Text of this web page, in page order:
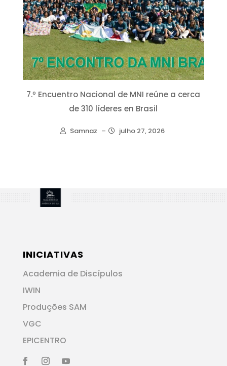
7.º Encuentro Nacional de MNI reúne a cerca
de 310 líderes en Brasil
Samnaz – julho 27, 2026
INICIATIVAS
Academia de Discípulos
IWIN
Produções SAM
VGC
EPICENTRO